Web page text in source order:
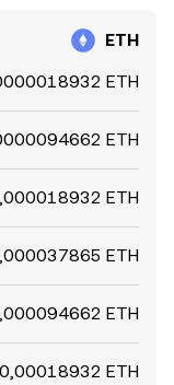
ETH
ETH
ETH
ETH
ETH
ETH
0,00018932 ETH